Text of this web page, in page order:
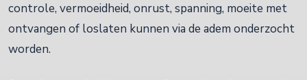
controle, vermoeidheid, onrust, spanning, moeite met
ontvangen of loslaten kunnen via de adem onderzocht
worden.